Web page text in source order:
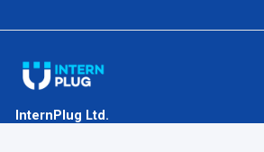
InternPlug Ltd.